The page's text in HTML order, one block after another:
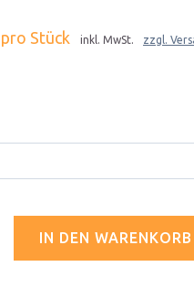
pro Stück inkl. MwSt. zzgl.
IN DEN WARENKORB